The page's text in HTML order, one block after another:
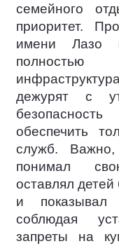
семейного
приоритет.
имени Лазо
дежурят с
обеспечить
служб.
понимал
оставлял
и показывал
соблюдая
запреты на